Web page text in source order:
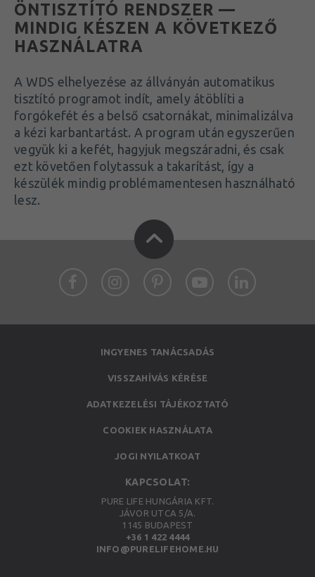
ÖNTISZTÍTÓ RENDSZER —
MINDIG KÉSZEN A KÖVETKEZŐ
HASZNÁLATRA
A WDS elhelyezése az állványán automatikus
tisztító programot indít, amely átöblíti a
forgókefét és a belső csatornákat, minimalizálva
a kézi karbantartást. A program után egyszerűen
vegyük ki a kefét, hagyjuk megszáradni, és csak
ezt követően folytassuk a takarítást, így a
készülék mindig problémamentesen használható
lesz.
INGYENES TANÁCSADÁS
VISSZAHÍVÁS KÉRÉSE
ADATKEZELÉSI TÁJÉKOZTATÓ
COOKIEK HASZNÁLATA
JOGI NYILATKOAT
KAPCSOLAT:
PURE LIFE HUNGÁRIA KFT.
JÁVOR UTCA 5/A.
1145 BUDAPEST
+36 1 422 4444
INFO@PURELIFEHOME.HU